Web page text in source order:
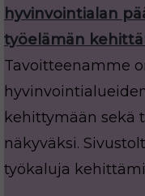
hyvinvointialan
työelämän
Tavoitteenamme
kehittymään sekä
näkyväksi.
työkaluja